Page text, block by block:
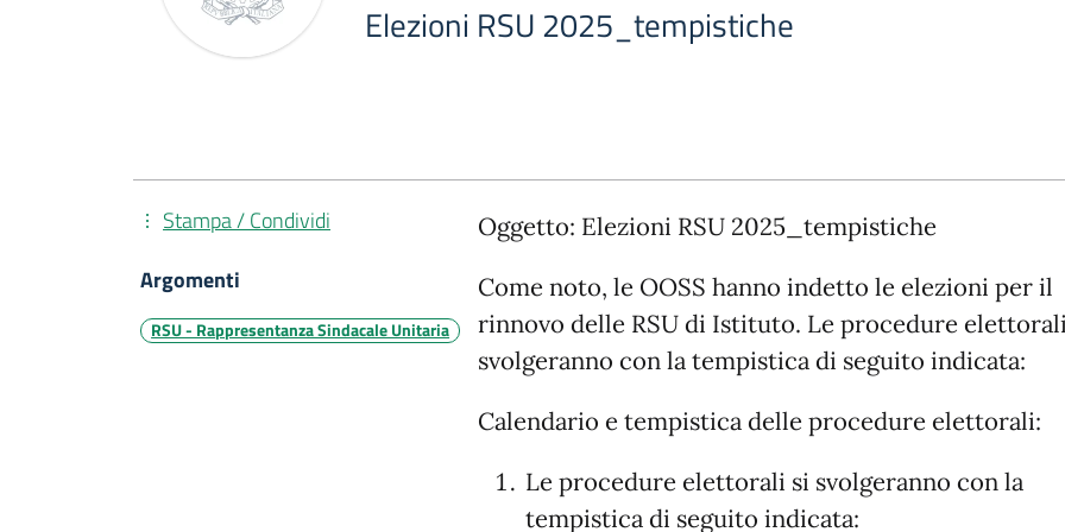
Elezioni RSU 2025_tempistiche
Oggetto: Elezioni RSU 2025_tempistiche
Come noto, le OOSS hanno indetto le elezioni per il
rinnovo delle RSU di Istituto. Le procedure
svolgeranno con la tempistica di seguito indicata:
Calendario e tempistica delle procedure elettorali:
Le procedure elettorali si svolgeranno con la
tempistica di seguito indicata:
Stampa / Condividi
Argomenti
RSU - Rappresentanza Sindacale Unitaria